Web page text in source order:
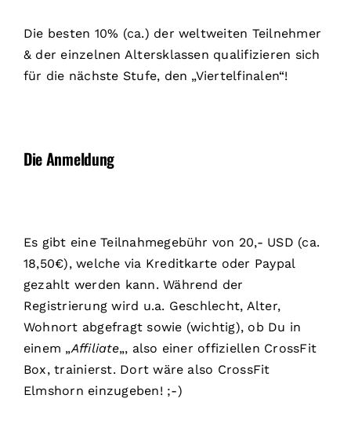
Die besten 10% (ca.) der weltweiten Teilnehmer
& der einzelnen Altersklassen qualifizieren sich
für die nächste Stufe, den „Viertelfinalen“!
Die Anmeldung
Es gibt eine Teilnahmegebühr von 20,- USD (ca.
18,50€), welche via Kreditkarte oder Paypal
gezahlt werden kann. Während der
Registrierung wird u.a. Geschlecht, Alter,
Wohnort abgefragt sowie (wichtig), ob Du in
einem „Affiliate„, also einer offiziellen CrossFit
Box, trainierst. Dort wäre also CrossFit
Elmshorn einzugeben! ;-)